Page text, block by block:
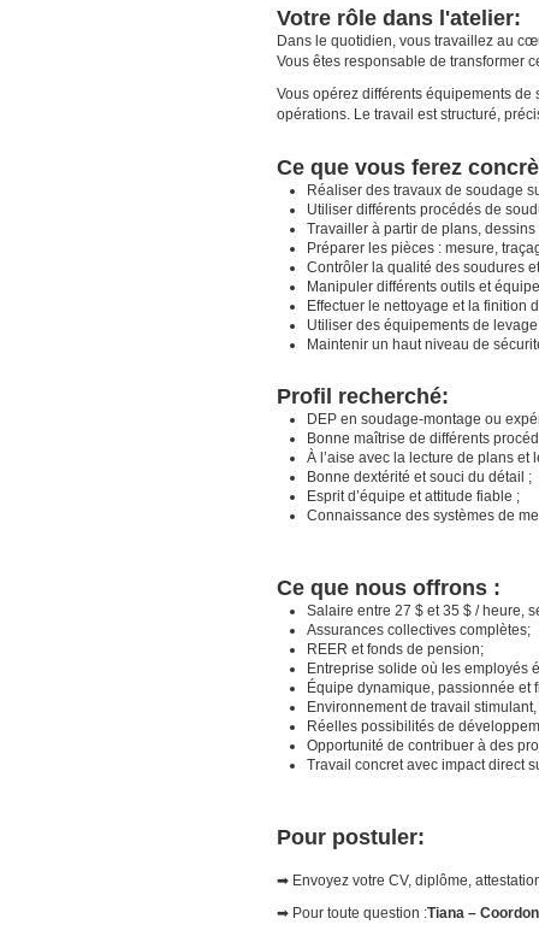
Votre rôle dans l'atelier:
Dans le quotidien, vous travaillez au
Vous êtes responsable de transformer
Vous opérez différents équipements
opérations. Le travail est structuré,
Ce que vous ferez
Réaliser des travaux de soudage
Utiliser différents procédés de
Travailler à partir de plans,
Préparer les pièces : mesure,
Contrôler la qualité des soudures
Manipuler différents outils et
Effectuer le nettoyage et la finition
Utiliser des équipements de
Maintenir un haut niveau de
Profil recherché:
DEP en soudage-montage ou
Bonne maîtrise de différents
À l’aise avec la lecture de plans et
Bonne dextérité et souci du détail ;
Esprit d’équipe et attitude fiable ;
Connaissance des systèmes de
Ce que nous offrons :
Salaire entre 27 $ et 35 $ / heure,
Assurances collectives complètes;
REER et fonds de pension;
Entreprise solide où les employés
Équipe dynamique, passionnée et
Environnement de travail
Réelles possibilités de
Opportunité de contribuer à des
Travail concret avec impact direct
Pour postuler:
➡ Envoyez votre CV, diplôme,
➡ Pour toute question :Tiana –